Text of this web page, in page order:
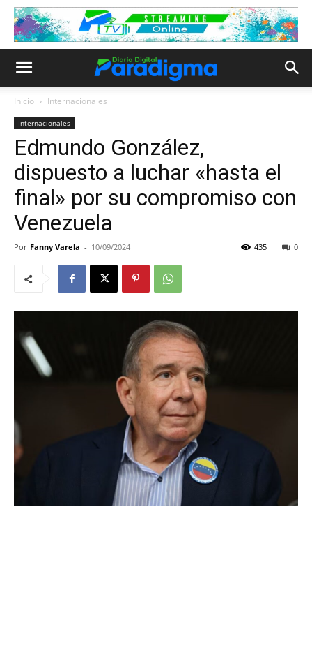
Inicio Internacionales
Internacionales
Edmundo González,
dispuesto a luchar «hasta el
final» por su compromiso con
Venezuela
Por Fanny Varela - 10/09/2024 0
435